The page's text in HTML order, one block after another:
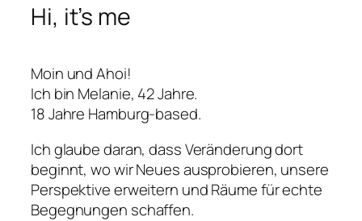
Hi, it’s me
Moin und Ahoi!
Ich bin Melanie, 42 Jahre.
18 Jahre Hamburg-based.
Ich glaube daran, dass Veränderung dort
beginnt, wo wir Neues ausprobieren, unsere
Perspektive erweitern und Räume für echte
Begegnungen schaffen.